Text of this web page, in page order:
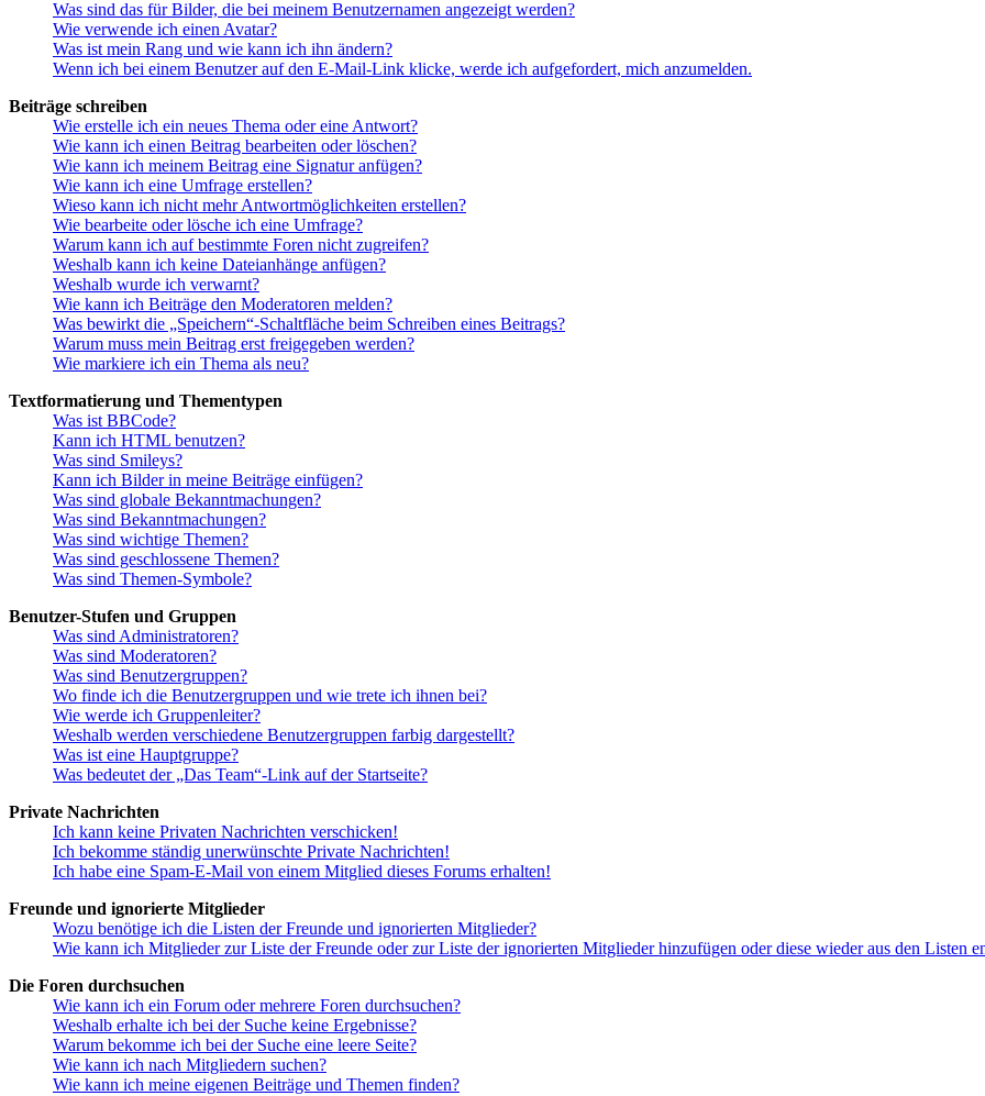
Was sind das für Bilder, die bei meinem Benutzernamen angezeigt werden?
Wie verwende ich einen Avatar?
Was ist mein Rang und wie kann ich ihn ändern?
Wenn ich bei einem Benutzer auf den E-Mail-Link klicke, werde ich aufgefordert, mich anzumelden.
Beiträge schreiben
Wie erstelle ich ein neues Thema oder eine Antwort?
Wie kann ich einen Beitrag bearbeiten oder löschen?
Wie kann ich meinem Beitrag eine Signatur anfügen?
Wie kann ich eine Umfrage erstellen?
Wieso kann ich nicht mehr Antwortmöglichkeiten erstellen?
Wie bearbeite oder lösche ich eine Umfrage?
Warum kann ich auf bestimmte Foren nicht zugreifen?
Weshalb kann ich keine Dateianhänge anfügen?
Weshalb wurde ich verwarnt?
Wie kann ich Beiträge den Moderatoren melden?
Was bewirkt die „Speichern“-Schaltfläche beim Schreiben eines Beitrags?
Warum muss mein Beitrag erst freigegeben werden?
Wie markiere ich ein Thema als neu?
Textformatierung und Thementypen
Was ist BBCode?
Kann ich HTML benutzen?
Was sind Smileys?
Kann ich Bilder in meine Beiträge einfügen?
Was sind globale Bekanntmachungen?
Was sind Bekanntmachungen?
Was sind wichtige Themen?
Was sind geschlossene Themen?
Was sind Themen-Symbole?
Benutzer-Stufen und Gruppen
Was sind Administratoren?
Was sind Moderatoren?
Was sind Benutzergruppen?
Wo finde ich die Benutzergruppen und wie trete ich ihnen bei?
Wie werde ich Gruppenleiter?
Weshalb werden verschiedene Benutzergruppen farbig dargestellt?
Was ist eine Hauptgruppe?
Was bedeutet der „Das Team“-Link auf der Startseite?
Private Nachrichten
Ich kann keine Privaten Nachrichten verschicken!
Ich bekomme ständig unerwünschte Private Nachrichten!
Ich habe eine Spam-E-Mail von einem Mitglied dieses Forums erhalten!
Freunde und ignorierte Mitglieder
Wozu benötige ich die Listen der Freunde und ignorierten Mitglieder?
Wie kann ich Mitglieder zur Liste der Freunde oder zur Liste der ignorierten Mitglieder hinzufügen oder diese wieder aus den Listen
Die Foren durchsuchen
Wie kann ich ein Forum oder mehrere Foren durchsuchen?
Weshalb erhalte ich bei der Suche keine Ergebnisse?
Warum bekomme ich bei der Suche eine leere Seite?
Wie kann ich nach Mitgliedern suchen?
Wie kann ich meine eigenen Beiträge und Themen finden?